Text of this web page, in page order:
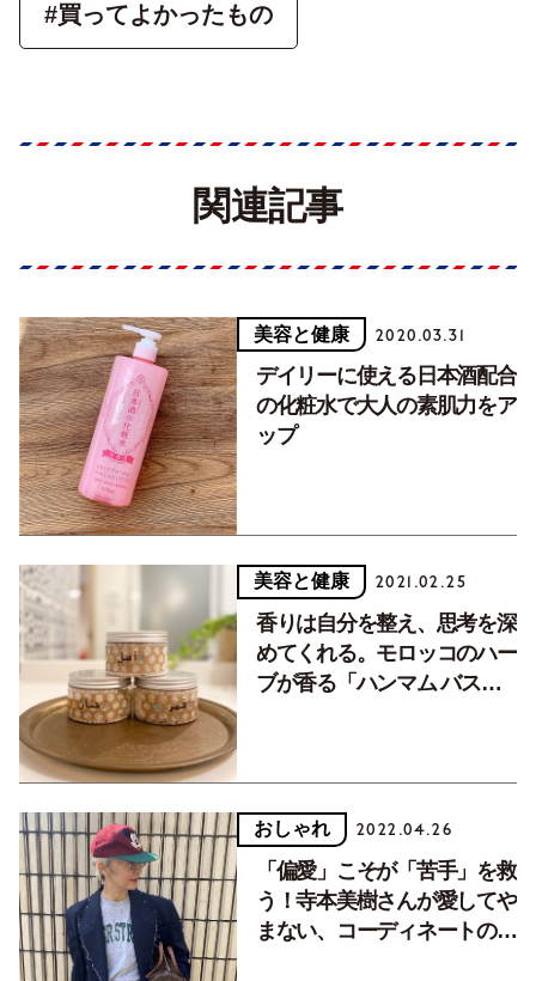
#買ってよかったもの
関連記事
美容と健康 2020.03.31
デイリーに使える日本酒配合
の化粧水で大人の素肌力をア
ップ
美容と健康 2021.02.25
香りは自分を整え、思考を深
めてくれる。モロッコのハー
ブが香る「ハンマム バスソ
おしゃれ 2022.04.26
「偏愛」こそが「苦手」を救
う！寺本美樹さんが愛してや
まない、コーディネートの救